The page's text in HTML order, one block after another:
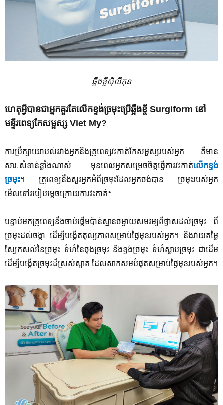
ឆ្អឹងខ្ចីស៊ីលីកុន
ហេតុអ្វី​បាន​ជា​អ្នក​គួរ​តែលើកខ្ទង់ច្រមុះប្រើឆ្អឹងខ្ចី Surgiform ​នៅ​
មន្ទីរពេទ្យកែសម្ផស្ស Viet My?
ការប្រឹក្សាយោបល់រវាងអ្នកនិងគ្រូពេទ្យវះកាត់កែសម្ផស្សរបស់អ្នក គឺមាន
សារៈសំខាន់ខ្លាំងណាស់ មុនពេលអ្នកសម្រេចចិត្តធ្វើការវះកាត់លើកខ្ទង់
ច្រមុះ។ គ្រូពេទ្យនឹងសួរអ្នកអំពីច្រមុះដែលអ្នកចង់បាន ច្រមុះរបស់អ្នក
មើលទៅរបៀបម្ដេចក្រោយការវះកាត់។
បន្ទាប់មកគ្រូពេទ្យនឹងចាប់ផ្តើមប៉ាន់ស្មានចម្ងាយសមរម្យពីថ្ងាសដល់ច្រមុះ ពី
ច្រមុះដល់ចង្កា ដើម្បីបង្កើតតុល្យភាពសម្រាប់ផ្ទៃមុខរបស់អ្នក។ និងវាយតម្លៃ
ស្បែកសល់នៃច្រមុះ ទំហំនៃចុងច្រមុះ និងខ្ទង់ច្រមុះ ទំហំស្លាបច្រមុះ ជាដើម
ដើម្បីបង្កើតច្រមុះដ៏ស្រស់ស្អាត ដែលសាកសមបំផុតសម្រាប់ផ្ទៃមុខរបស់អ្នក។